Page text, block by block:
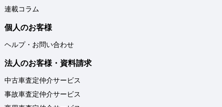
連載コラム
個人のお客様
ヘルプ・お問い合わせ
法人のお客様・資料請求
中古車査定仲介サービス
事故車査定仲介サービス